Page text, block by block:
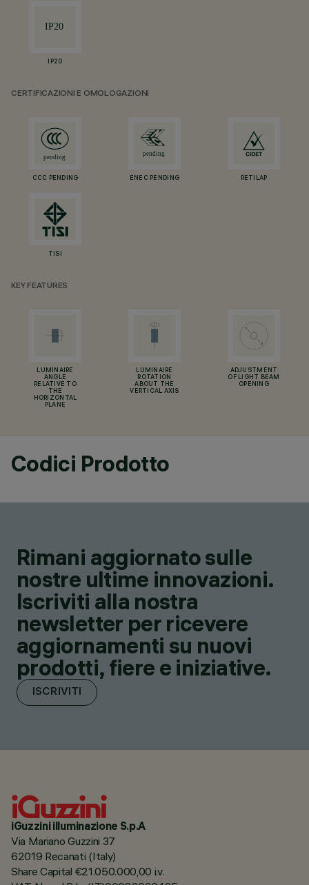
IP20
CERTIFICAZIONI E OMOLOGAZIONI
CCC PENDING ENEC PENDING RETILAP
TISI
KEY FEATURES
LUMINAIRE
ANGLE
RELATIVE TO
THE
HORIZONTAL
PLANE
LUMINAIRE
ROTATION
ABOUT THE
VERTICAL AXIS
ADJUSTMENT
OF LIGHT BEAM
OPENING
Codici Prodotto
Rimani aggiornato sulle
nostre ultime innovazioni.
Iscriviti alla nostra
newsletter per ricevere
aggiornamenti su nuovi
prodotti, fiere e iniziative.
ISCRIVITI
iGuzzini illuminazione S.p.A
Via Mariano Guzzini 37
62019 Recanati (Italy)
Share Capital €21.050.000,00 i.v.